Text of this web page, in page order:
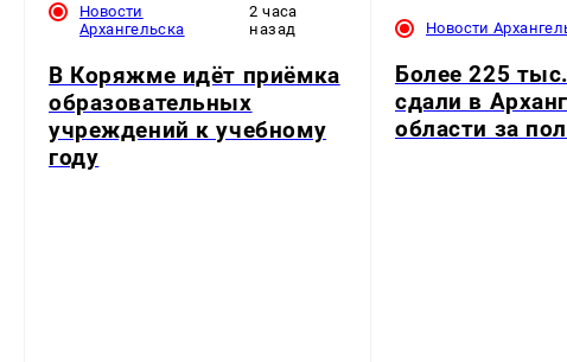
Новости
Архангельска
2 часа
назад
В Коряжме идёт приёмка
образовательных
учреждений к учебному
году
Новости
Более 225
сдали в
области за